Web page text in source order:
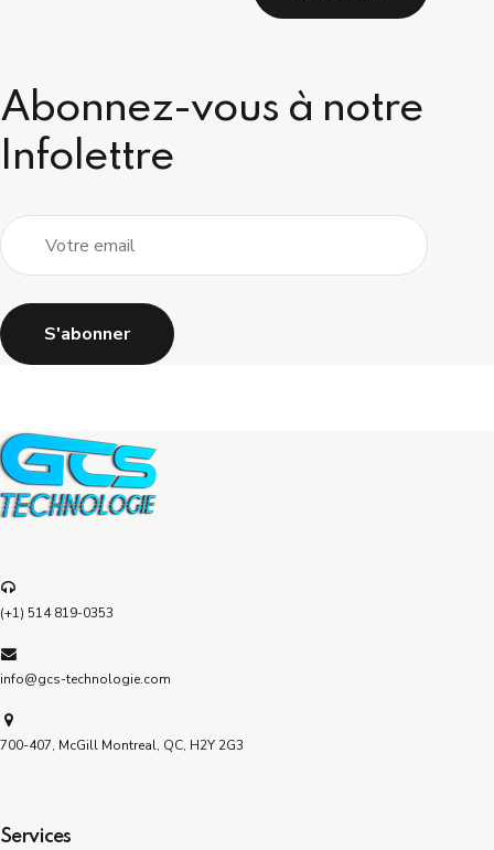
Abonnez-vous à notre
Infolettre
(+1) 514 819-0353
info@gcs-technologie.com
700-407, McGill Montreal, QC, H2Y 2G3
Services